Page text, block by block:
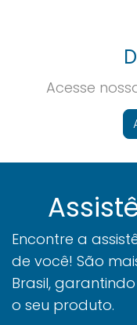
Acesse
Encontre a
de você! São
Brasil,
o seu produto.